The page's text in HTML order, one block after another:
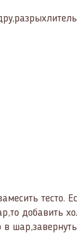
тесто.
добавить
в